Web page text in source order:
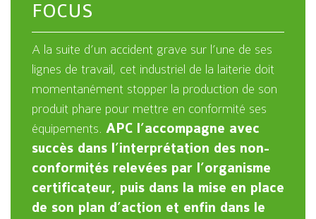
FOCUS
A la suite d’un accident grave sur l’une de ses
lignes de travail, cet industriel de la laiterie doit
momentanément stopper la production de son
produit phare pour mettre en conformité ses
équipements. APC l’accompagne avec
succès dans l’interprétation des non-
conformités relevées par l’organisme
certificateur, puis dans la mise en place
de son plan d’action et enfin dans le